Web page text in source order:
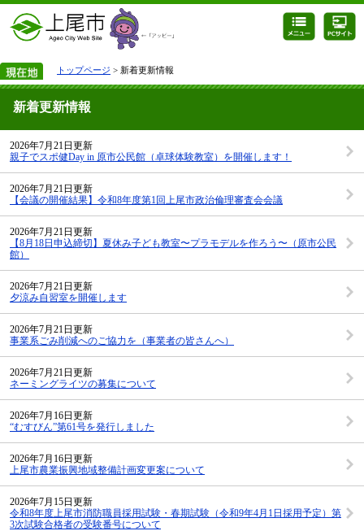
トップページ > 新着更新情報
新着更新情報
2026年7月21日更新
親子でスポ健Day in 原市公民館（卓球体験教室）を開催します！
2026年7月21日更新
【会議の開催結果】令和8年度第1回上尾市政治倫理審査会会議
2026年7月21日更新
【8月18日申込締切】夏休み子ども教室〜プラモデルを作ろう〜（原市公民
館）
2026年7月21日更新
夕涼み自習室を開催します
2026年7月21日更新
事業系ごみ削減へのご協力を（事業者の皆さんへ）
2026年7月21日更新
ネーミングライツの募集について
2026年7月16日更新
“むすびん”第61号を発行しました
2026年7月16日更新
上尾市農業振興地域整備計画変更案について
2026年7月15日更新
令和8年度上尾市消防職員採用試験・春期試験（令和9年4月1日採用予定）第
3次試験合格者の受験番号について